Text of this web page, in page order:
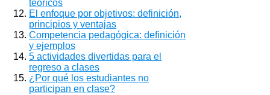
teóricos
El enfoque por objetivos: definición,
principios y ventajas
Competencia pedagógica: definición
y ejemplos
5 actividades divertidas para el
regreso a clases
¿Por qué los estudiantes no
participan en clase?